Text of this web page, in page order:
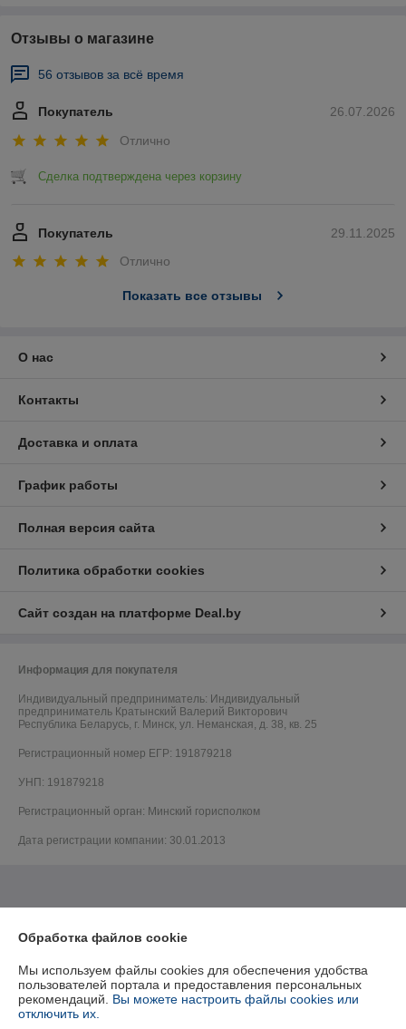
Отзывы о магазине
56 отзывов за всё время
26.07.2026
Покупатель
Отлично
Сделка подтверждена через корзину
29.11.2025
Покупатель
Отлично
Показать все отзывы
О нас
Контакты
Доставка и оплата
График работы
Полная версия сайта
Политика обработки cookies
Сайт создан на платформе Deal.by
Информация для покупателя
Индивидуальный предприниматель: Индивидуальный
предприниматель Кратынский Валерий Викторович
Республика Беларусь, г. Минск, ул. Неманская, д. 38, кв. 25
Регистрационный номер ЕГР: 191879218
УНП: 191879218
Регистрационный орган: Минский горисполком
Дата регистрации компании: 30.01.2013
Обработка файлов cookie
Мы используем файлы cookies для обеспечения удобства
пользователей портала и предоставления персональных
рекомендаций. Вы можете настроить файлы cookies или
отключить их.